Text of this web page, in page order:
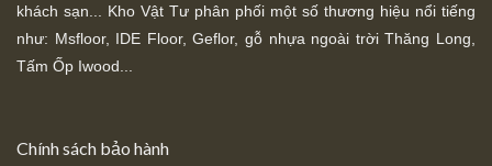
khách sạn... Kho Vật Tư phân phối một số thương hiệu nổi tiếng
như: Msfloor, IDE Floor,Geflor, gỗ nhựa ngoài trời Thăng Long,
Tấm Ốp Iwood...
Chính sách bảo hành